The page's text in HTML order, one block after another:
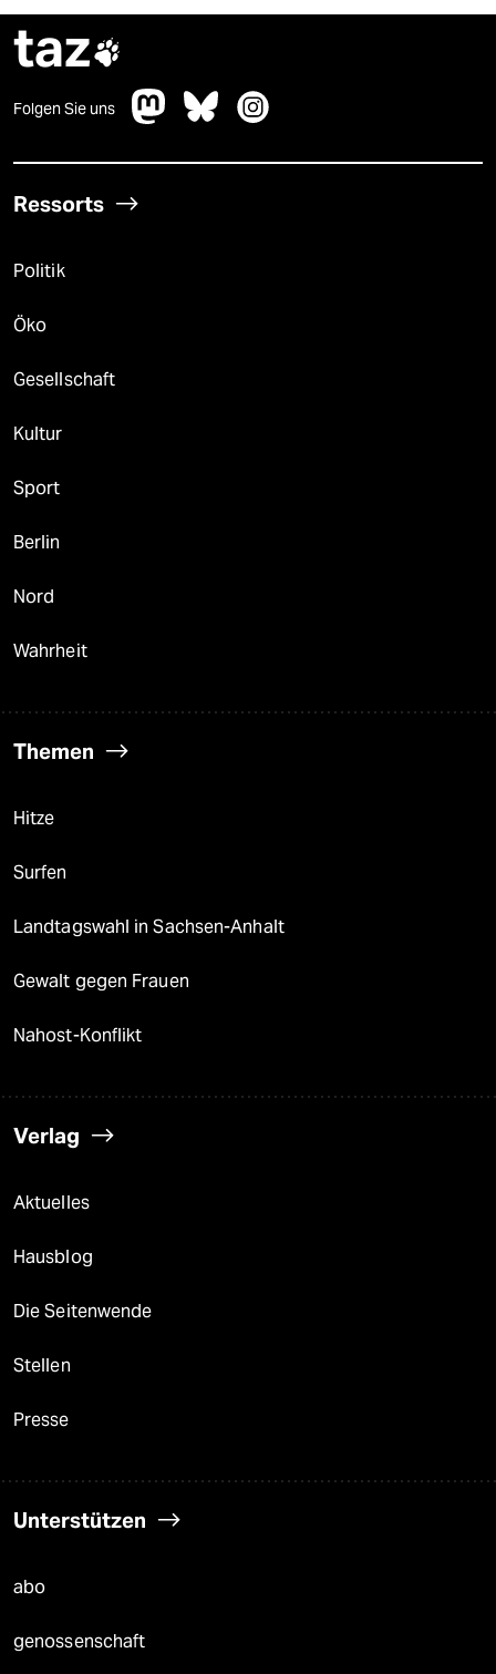
taz
Folgen Sie uns
Ressorts
Politik
Öko
Gesellschaft
Kultur
Sport
Berlin
Nord
Wahrheit
Themen
Hitze
Surfen
Landtagswahl in Sachsen-Anhalt
Gewalt gegen Frauen
Nahost-Konflikt
Verlag
Aktuelles
Hausblog
Die Seitenwende
Stellen
Presse
Unterstützen
abo
genossenschaft